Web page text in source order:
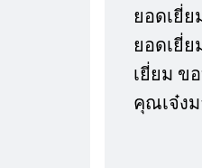
ยอดเยี่ย
ยอดเยี่
เยี่ยม ข
คุณเจ๋ง